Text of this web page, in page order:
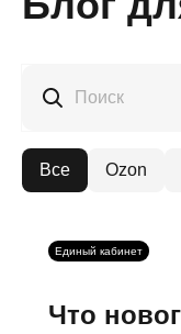
Поиск
Все Ozon
Единый кабинет
Что